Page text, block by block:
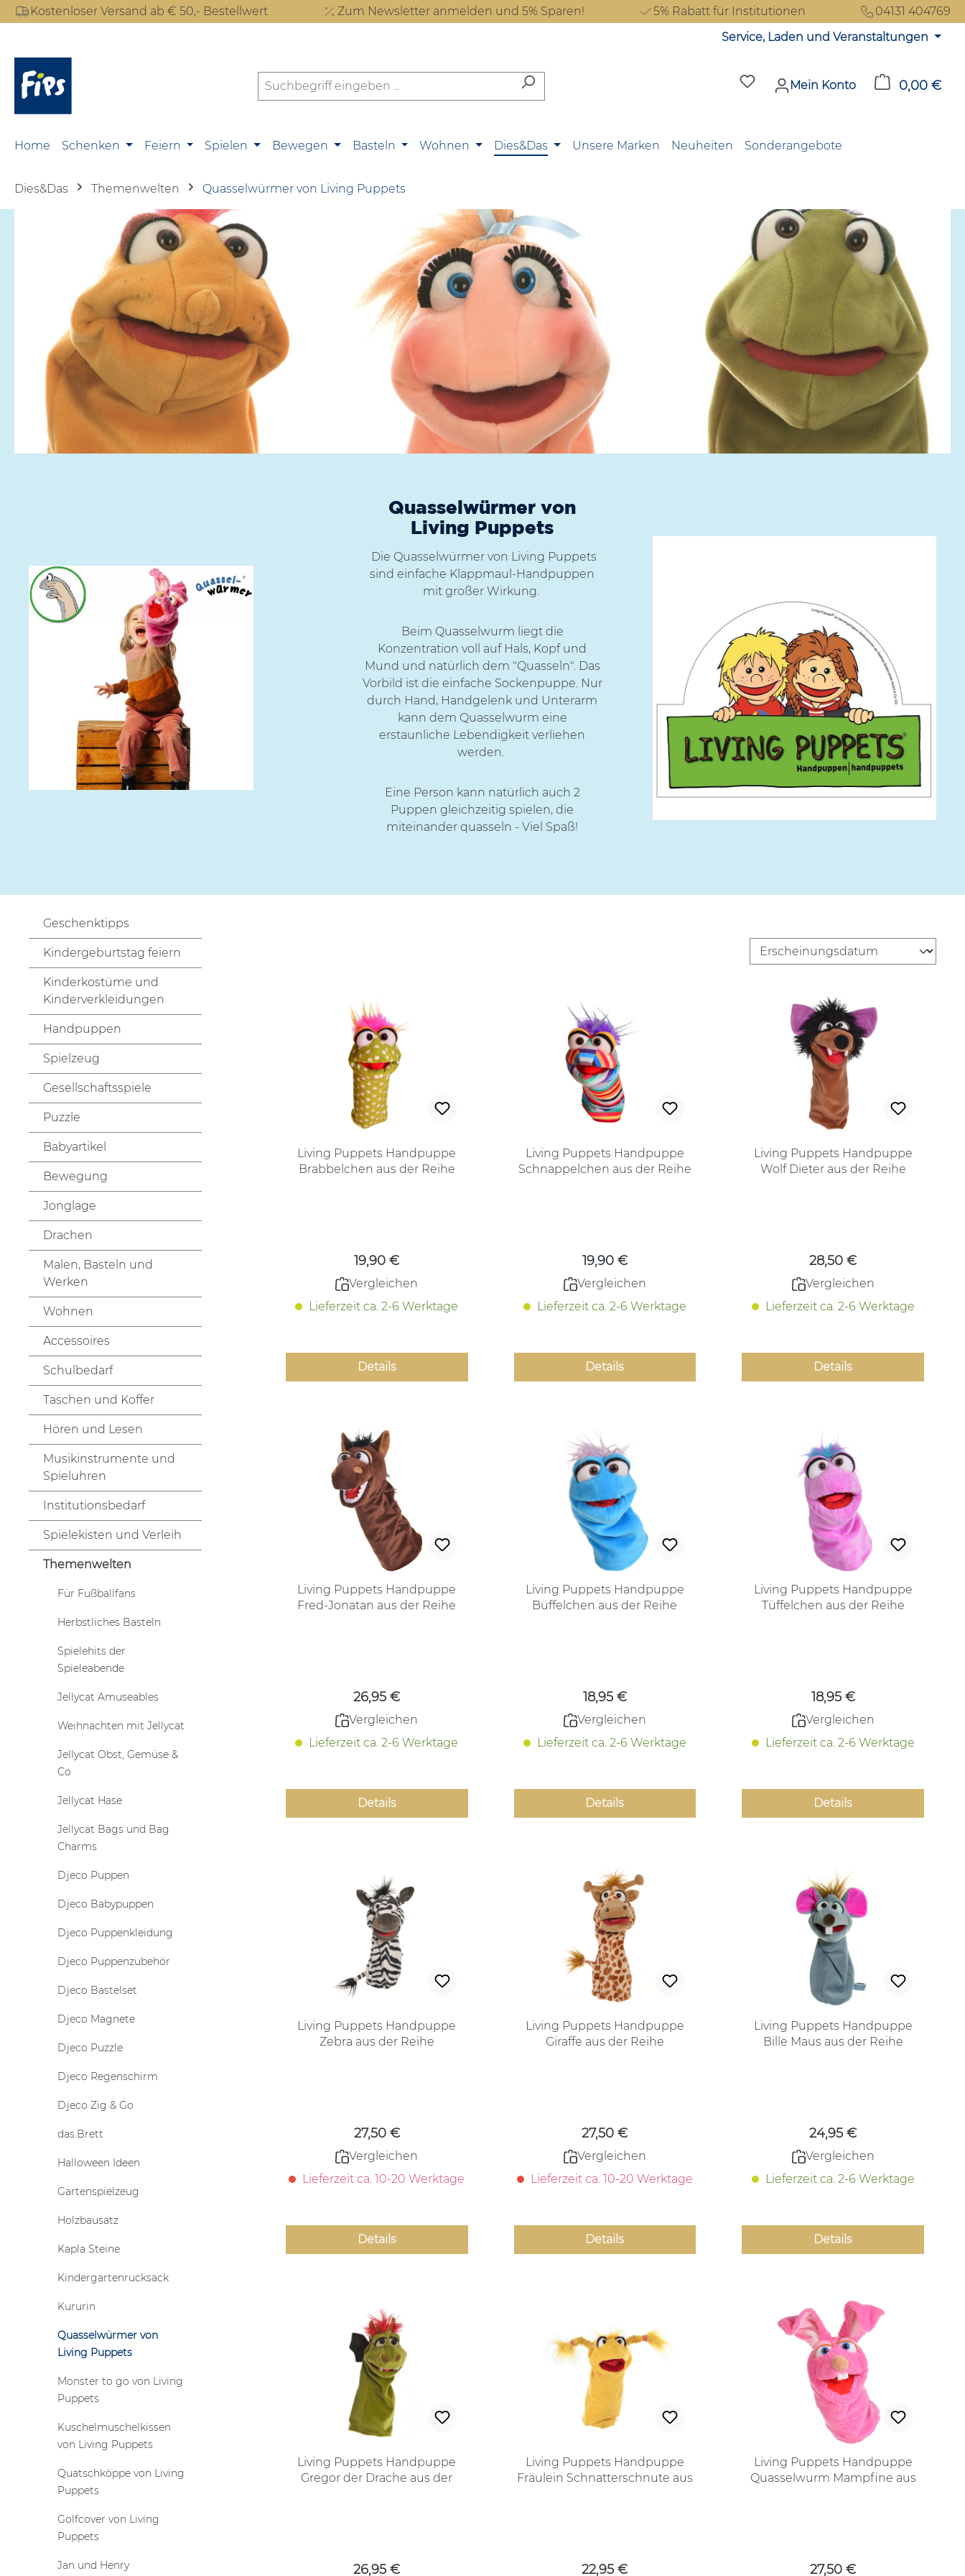
Hauptinhalt springen
Zur Suche springen
Zur Hauptnavigation springen
Kostenloser Versand ab € 50,- Bestellwert Zum Newsletter anmelden und 5% Sparen! 5% Rabatt für Institutionen
04131 404769
Service, Laden und Veranstaltungen
Du hast 0 Produkte auf dem
Mein Konto 0,00 €
Home Schenken Feiern Spielen Bewegen Basteln Wohnen Dies&Das Unsere Marken Neuheiten Sonderangebote
Dies&Das Themenwelten Quasselwürmer von Living Puppets
Quasselwürmer von
Living Puppets
Die Quasselwürmer von Living Puppets
sind einfache Klappmaul-Handpuppen
mit großer Wirkung.
Beim Quasselwurm liegt die
Konzentration voll auf Hals, Kopf und
Mund und natürlich dem "Quasseln". Das
Vorbild ist die einfache Sockenpuppe. Nur
durch Hand, Handgelenk und Unterarm
kann dem Quasselwurm eine
erstaunliche Lebendigkeit verliehen
werden.
Eine Person kann natürlich auch 2
Puppen gleichzeitig spielen, die
miteinander quasseln - Viel Spaß!
Geschenktipps
Kindergeburtstag feiern
Kinderkostüme und
Kinderverkleidungen
Handpuppen
Spielzeug
Gesellschaftsspiele
Puzzle
Babyartikel
Bewegung
Jonglage
Drachen
Malen, Basteln und
Werken
Wohnen
Accessoires
Schulbedarf
Taschen und Koffer
Hören und Lesen
Musikinstrumente und
Spieluhren
Institutionsbedarf
Spielekisten und Verleih
Themenwelten
Für Fußballfans
Herbstliches Basteln
Spielehits der
Spieleabende
Jellycat Amuseables
Weihnachten mit Jellycat
Jellycat Obst, Gemüse &
Co
Jellycat Hase
Jellycat Bags und Bag
Charms
Djeco Puppen
Djeco Babypuppen
Djeco Puppenkleidung
Djeco Puppenzubehör
Djeco Bastelset
Djeco Magnete
Djeco Puzzle
Djeco Regenschirm
Djeco Zig & Go
das.Brett
Halloween Ideen
Gartenspielzeug
Holzbausatz
Kapla Steine
Kindergartenrucksack
Kururin
Quasselwürmer von
Living Puppets
Monster to go von Living
Puppets
Kuschelmuschelkissen
von Living Puppets
Quatschköppe von Living
Puppets
Golfcover von Living
Puppets
Jan und Henry
Living Puppets Handpuppe
Brabbelchen aus der Reihe
19,90 €
Vergleichen
Lieferzeit ca. 2-6 Werktage
Details
Living Puppets Handpuppe
Schnappelchen aus der Reihe
19,90 €
Vergleichen
Lieferzeit ca. 2-6 Werktage
Details
Living Puppets Handpuppe
Wolf Dieter aus der Reihe
28,50 €
Vergleichen
Lieferzeit ca. 2-6 Werktage
Details
Living Puppets Handpuppe
Fred-Jonatan aus der Reihe
26,95 €
Vergleichen
Lieferzeit ca. 2-6 Werktage
Details
Living Puppets Handpuppe
Büffelchen aus der Reihe
18,95 €
Vergleichen
Lieferzeit ca. 2-6 Werktage
Details
Living Puppets Handpuppe
Tüffelchen aus der Reihe
18,95 €
Vergleichen
Lieferzeit ca. 2-6 Werktage
Details
Living Puppets Handpuppe
Zebra aus der Reihe
27,50 €
Vergleichen
Lieferzeit ca. 10-20 Werktage
Details
Living Puppets Handpuppe
Giraffe aus der Reihe
27,50 €
Vergleichen
Lieferzeit ca. 10-20 Werktage
Details
Living Puppets Handpuppe
Bille Maus aus der Reihe
24,95 €
Vergleichen
Lieferzeit ca. 2-6 Werktage
Details
Living Puppets Handpuppe
Gregor der Drache aus der
26,95 €
Living Puppets Handpuppe
Fräulein Schnatterschnute aus
22,95 €
Living Puppets Handpuppe
Quasselwurm Mampfine aus
27,50 €